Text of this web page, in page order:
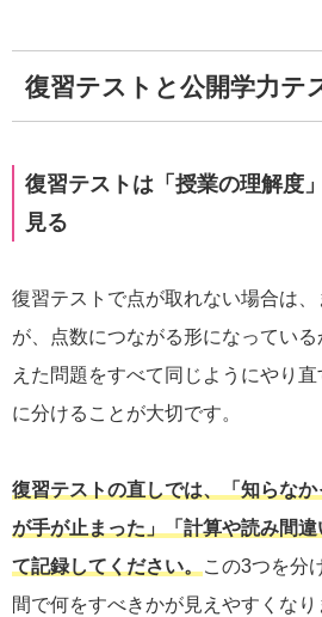
復習テストと公開学力テ
復習テストは「授業の理解度
見る
復習テストで点が取れない場合は
が、点数につながる形になってい
えた問題をすべて同じようにやり
に分けることが大切です。
復習テストの直しでは、「知らな
が手が止まった」「計算や読み間
て記録してください。
この3つを分
間で何をすべきかが見えやすくなり